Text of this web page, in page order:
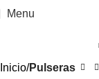
Menu
Inicio Pulseras